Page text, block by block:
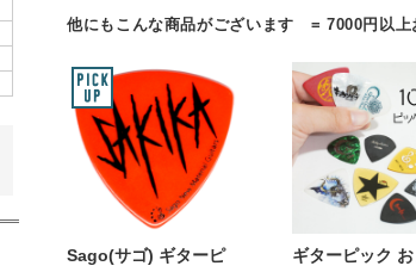
他にもこんな商品がございます = 7000円以上
Sago(サゴ) ギターピ
ギターピック